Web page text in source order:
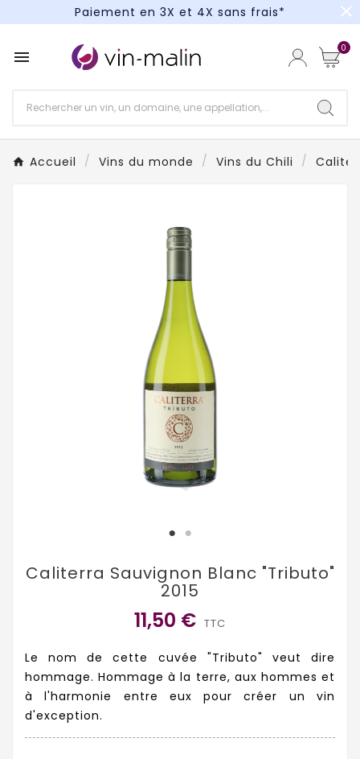
Paiement en 3X et 4X sans frais*
Paiement en 3X et 4X sans frais*
close
 0
Accueil Vins du monde Vins du Chili
Caliterra Sauvignon Blanc "Tributo"
2015
11,50 € TTC
Le nom de cette cuvée "Tributo" veut dire
hommage. Hommage à la terre, aux hommes et
à l'harmonie entre eux pour créer un vin
d'exception.